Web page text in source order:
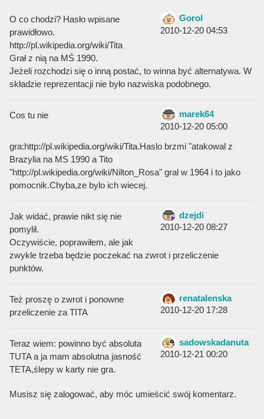
Gorol
2010-12-20 04:53
O co chodzi? Hasło wpisane
prawidłowo.
http://pl.wikipedia.org/wiki/Tita
Grał z nią na MŚ 1990.
Jeżeli rozchodzi się o inną postać, to winna być alternatywa. W
składzie reprezentacji nie było nazwiska podobnego.
marek64
2010-12-20 05:00
Cos tu nie
gra:http://pl.wikipedia.org/wiki/Tita.Haslo brzmi "atakowal z
Brazylia na MS 1990 a Tito
"http://pl.wikipedia.org/wiki/Nilton_Rosa" gral w 1964 i to jako
pomocnik.Chyba,ze bylo ich wiecej.
dzejdi
2010-12-20 08:27
Jak widać, prawie nikt się nie
pomylił.
Oczywiście, poprawiłem, ale jak
zwykle trzeba będzie poczekać na zwrot i przeliczenie
punktów.
renatalenska
2010-12-20 17:28
Też proszę o zwrot i ponowne
przeliczenie za TITA
sadowskadanuta
2010-12-21 00:20
Teraz wiem: powinno być absoluta
TUTA a ja mam absolutna jasność
TETA,ślepy w karty nie gra.
Musisz się zalogować, aby móc umieścić swój komentarz.